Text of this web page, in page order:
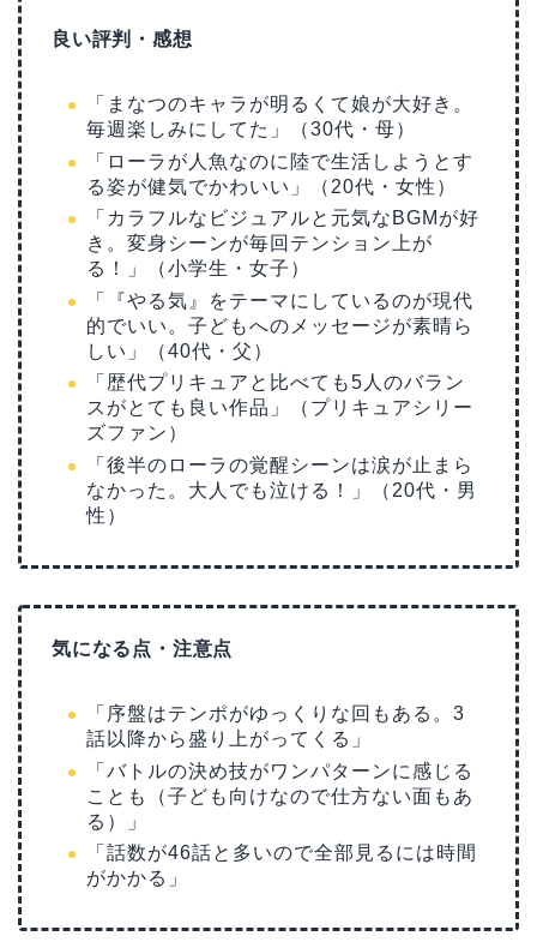
良い評判・感想
「まなつのキャラが明るくて娘が大好き。
毎週楽しみにしてた」（30代・母）
「ローラが人魚なのに陸で生活しようとす
る姿が健気でかわいい」（20代・女性）
「カラフルなビジュアルと元気なBGMが好
き。変身シーンが毎回テンション上が
る！」（小学生・女子）
「『やる気』をテーマにしているのが現代
的でいい。子どもへのメッセージが素晴ら
しい」（40代・父）
「歴代プリキュアと比べても5人のバラン
スがとても良い作品」（プリキュアシリー
ズファン）
「後半のローラの覚醒シーンは涙が止まら
なかった。大人でも泣ける！」（20代・男
性）
気になる点・注意点
「序盤はテンポがゆっくりな回もある。3
話以降から盛り上がってくる」
「バトルの決め技がワンパターンに感じる
ことも（子ども向けなので仕方ない面もあ
る）」
「話数が46話と多いので全部見るには時間
がかかる」